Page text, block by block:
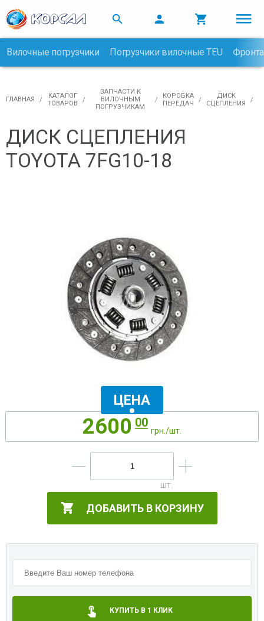
  
Вилочные погрузчики Погрузчики вилочные TEU
ГЛАВНАЯ
КАТАЛОГ
ТОВАРОВ
ЗАПЧАСТИ К
ВИЛОЧНЫМ
ПОГРУЗЧИКАМ
КОРОБКА
ПЕРЕДАЧ
ДИСК
СЦЕПЛЕНИЯ
ДИСК СЦЕПЛЕНИЯ
TOYOTA 7FG10-18
2600 00
грн./шт.
ЦЕНА
ДОБАВИТЬ В КОРЗИНУ
КУПИТЬ В 1 КЛИК